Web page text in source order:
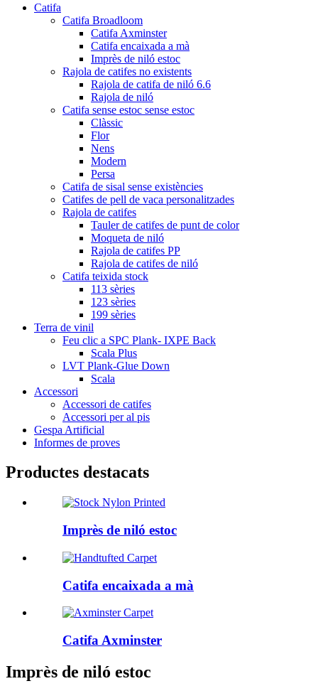
Catifa
Catifa Broadloom
Catifa Axminster
Catifa encaixada a mà
Imprès de niló estoc
Rajola de catifes no existents
Rajola de catifa de niló 6.6
Rajola de niló
Catifa sense estoc sense estoc
Clàssic
Flor
Nens
Modern
Persa
Catifa de sisal sense existències
Catifes de pell de vaca personalitzades
Rajola de catifes
Tauler de catifes de punt de color
Moqueta de niló
Rajola de catifes PP
Rajola de catifes de niló
Catifa teixida stock
113 sèries
123 sèries
199 sèries
Terra de vinil
Feu clic a SPC Plank- IXPE Back
Scala Plus
LVT Plank-Glue Down
Scala
Accessori
Accessori de catifes
Accessori per al pis
Gespa Artificial
Informes de proves
Productes destacats
Imprès de niló estoc
Catifa encaixada a mà
Catifa Axminster
Imprès de niló estoc